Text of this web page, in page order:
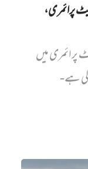
پرائمری،
پرائمری میں‌
لی ہے-